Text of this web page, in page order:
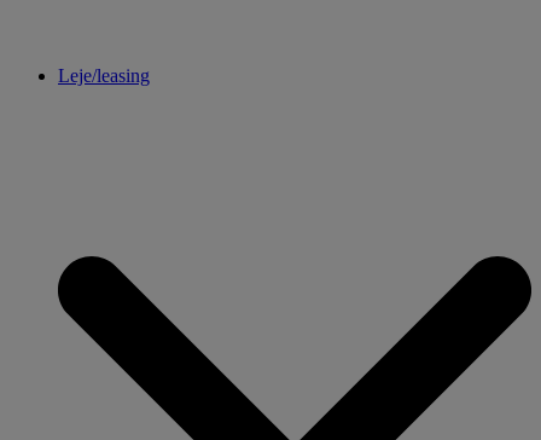
Leje/leasing